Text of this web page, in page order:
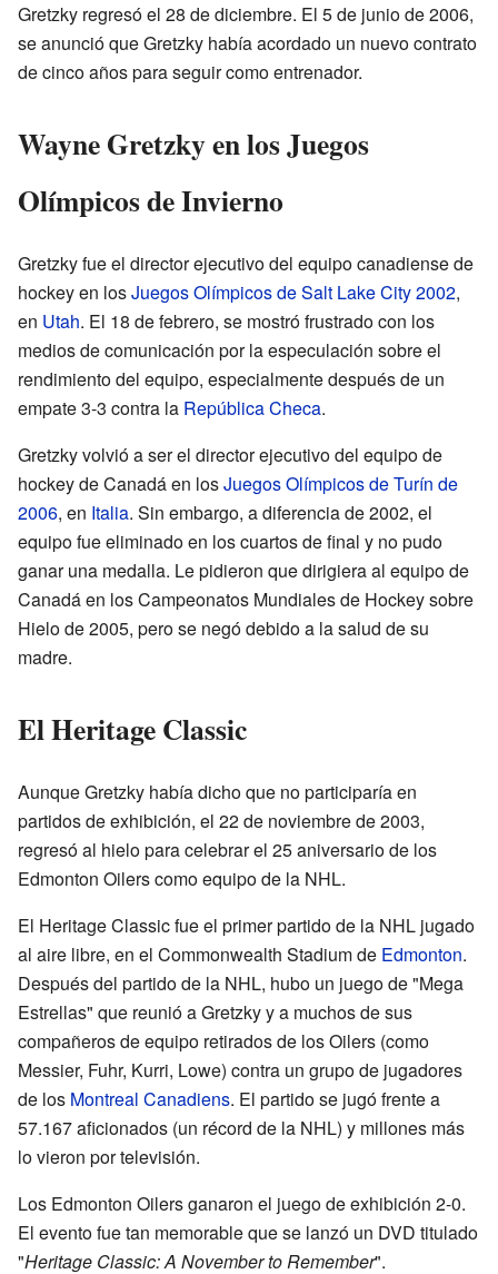
Gretzky regresó el 28 de diciembre. El 5 de junio de 2006,
se anunció que Gretzky había acordado un nuevo contrato
de cinco años para seguir como entrenador.
Wayne Gretzky en los Juegos
Olímpicos de Invierno
Gretzky fue el director ejecutivo del equipo canadiense de
hockey en losJuegos Olímpicos de Salt Lake City 2002,
en Utah. El 18 de febrero, se mostró frustrado con los
medios de comunicación por la especulación sobre el
rendimiento del equipo, especialmente después de un
empate 3-3 contra la República Checa.
Gretzky volvió a ser el director ejecutivo del equipo de
hockey de Canadá en losJuegos Olímpicos de Turín de
2006, en Italia. Sin embargo, a diferencia de 2002, el
equipo fue eliminado en los cuartos de final y no pudo
ganar una medalla. Le pidieron que dirigiera al equipo de
Canadá en los Campeonatos Mundiales de Hockey sobre
Hielo de 2005, pero se negó debido a la salud de su
madre.
El Heritage Classic
Aunque Gretzky había dicho que no participaría en
partidos de exhibición, el 22 de noviembre de 2003,
regresó al hielo para celebrar el 25 aniversario de los
Edmonton Oilers como equipo de la NHL.
El Heritage Classic fue el primer partido de la NHL jugado
al aire libre, en el Commonwealth Stadium de Edmonton.
Después del partido de la NHL, hubo un juego de "Mega
Estrellas" que reunió a Gretzky y a muchos de sus
compañeros de equipo retirados de los Oilers (como
Messier, Fuhr, Kurri, Lowe) contra un grupo de jugadores
de los Montreal Canadiens. El partido se jugó frente a
57.167 aficionados (un récord de la NHL) y millones más
lo vieron por televisión.
Los Edmonton Oilers ganaron el juego de exhibición 2-0.
El evento fue tan memorable que se lanzó un DVD titulado
"Heritage Classic: A November to Remember".